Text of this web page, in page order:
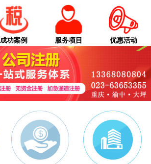
成功案例 服务项目 优惠活动